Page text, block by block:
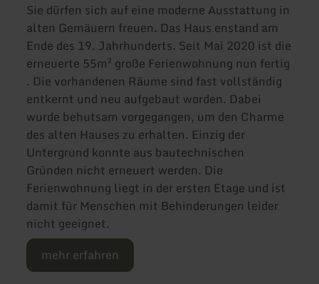
Sie dürfen sich auf eine moderne Ausstattung in
alten Gemäuern freuen. Das Haus enstand am
Ende des 19. Jahrhunderts. Seit Mai 2020 ist die
erneuerte 55m² große Ferienwohnung nun fertig
. Die vorhandenen Räume sind fast vollständig
entkernt und neu aufgebaut worden. Dabei
wurde behutsam vorgegangen, um den Charme
des alten Hauses zu erhalten. Einzig der
Untergrund konnte aus bautechnischen
Gründen nicht erneuert werden. Die
Ferienwohnung liegt in der ersten Etage und ist
damit für Menschen mit Behinderungen leider
nicht geeignet.
mehr erfahren